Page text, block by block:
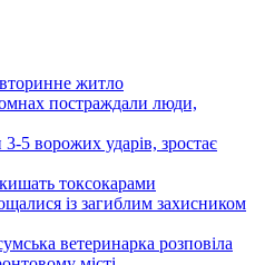
житло
постраждали люди,
5 ворожих ударів, зростає
токсокарами
із загиблим захисником
ветеринарка розповіла